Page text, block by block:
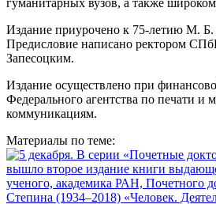
Издание приурочено к 75-летию М. Б.
Предисловие написано ректором
Запесоцким.
Издание осуществлено при
Федерального агентства по печати и
коммуникациям.
Материалы по теме: